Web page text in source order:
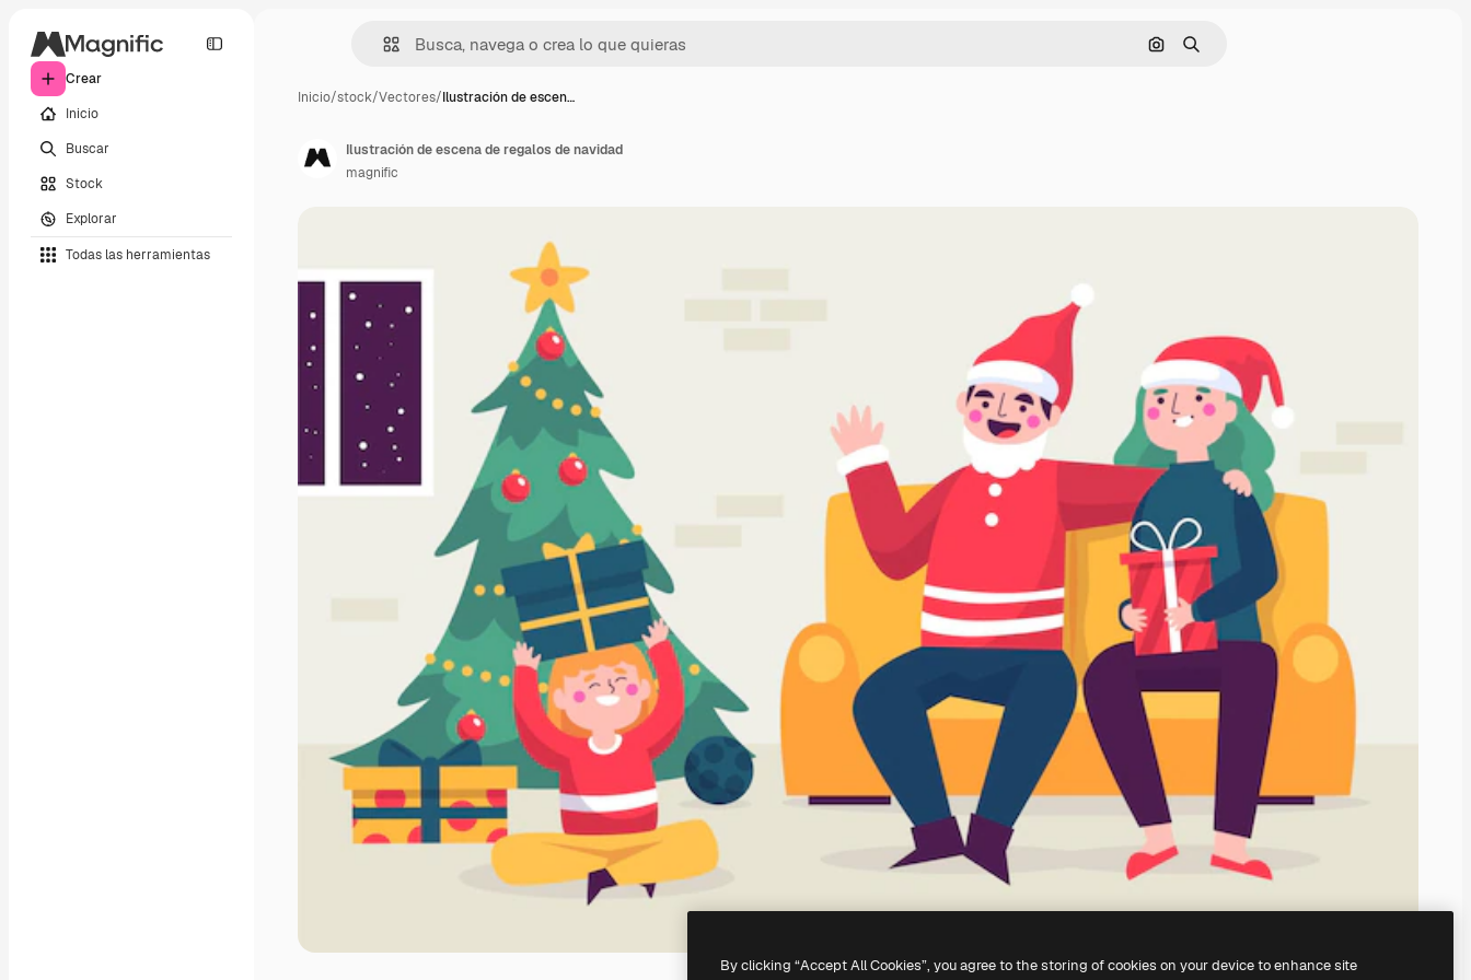
Crear
Inicio
Buscar
Stock
Explorar
Todas las herramientas
Buscar por imagen
Buscar
Inicio/stock/Vectores/Ilustración de escen…
Ilustración de escena de regalos de navidad
magnific
By clicking “Accept All Cookies”, you agree to the storing of cookies on your device to enhance site